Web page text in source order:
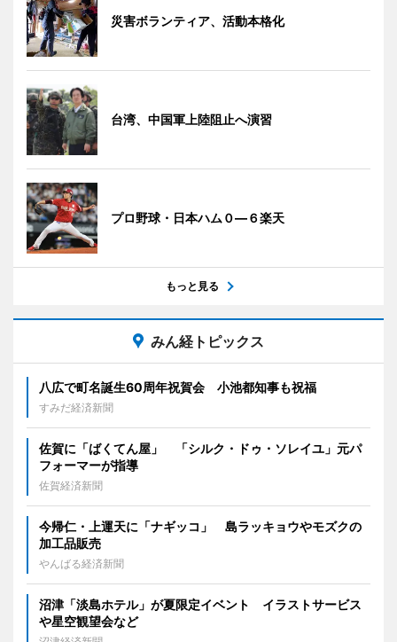
災害ボランティア、活動本格化
台湾、中国軍上陸阻止へ演習
プロ野球・日本ハム０―６楽天
もっと見る
みん経トピックス
八広で町名誕生60周年祝賀会 小池都知事も祝福
すみだ経済新聞
佐賀に「ばくてん屋」 「シルク・ドゥ・ソレイユ」元パ
フォーマーが指導
佐賀経済新聞
今帰仁・上運天に「ナギッコ」 島ラッキョウやモズクの
加工品販売
やんばる経済新聞
沼津「淡島ホテル」が夏限定イベント イラストサービス
や星空観望会など